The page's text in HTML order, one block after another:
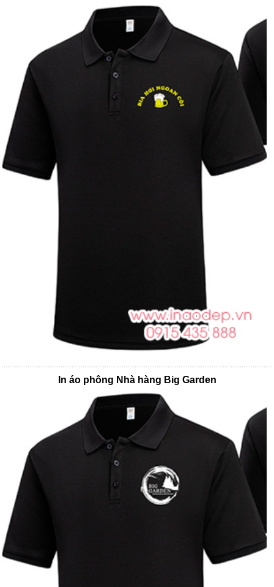
In áo phông Nhà hàng Big Garden